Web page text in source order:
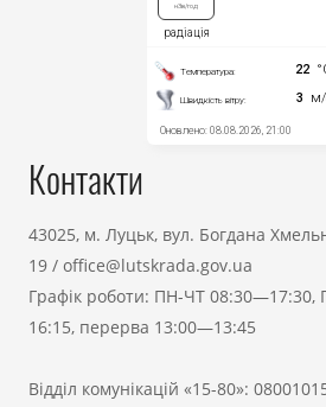
Контакти
43025, м. Луцьк, вул. Богдана
19 / office@lutskrada.gov.ua
Графік роботи: ПН-ЧТ 08:30—17:30,
16:15, перерва 13:00—13:45
Відділ комунікацій «15-80»: